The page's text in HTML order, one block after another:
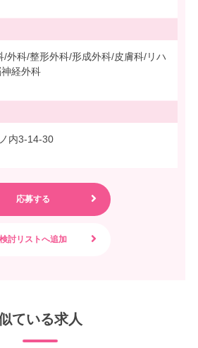
/外科/整形外科/形成外科/皮膚科/リハ
経外科
内3-14-30
ている求人